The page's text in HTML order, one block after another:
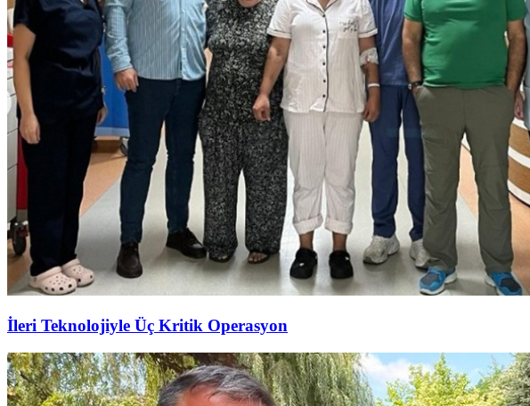
İleri Teknolojiyle Üç Kritik Operasyon